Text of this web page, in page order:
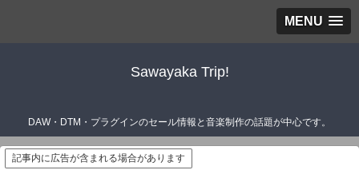
MENU
Sawayaka Trip!
DAW・DTM・プラグインのセール情報と音楽制作の話題が中心です。
記事内に広告が含まれる場合があります